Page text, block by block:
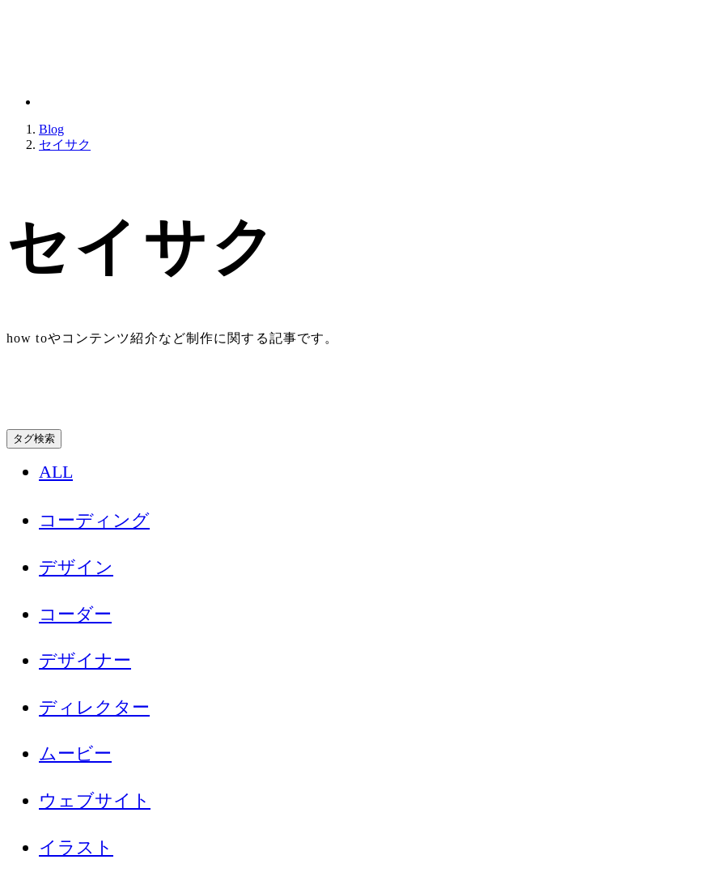
Blog
セイサク
セイサク
how toやコンテンツ紹介など制作に関する記事です。
タグ検索
ALL
コーディング
デザイン
コーダー
デザイナー
ディレクター
ムービー
ウェブサイト
イラスト